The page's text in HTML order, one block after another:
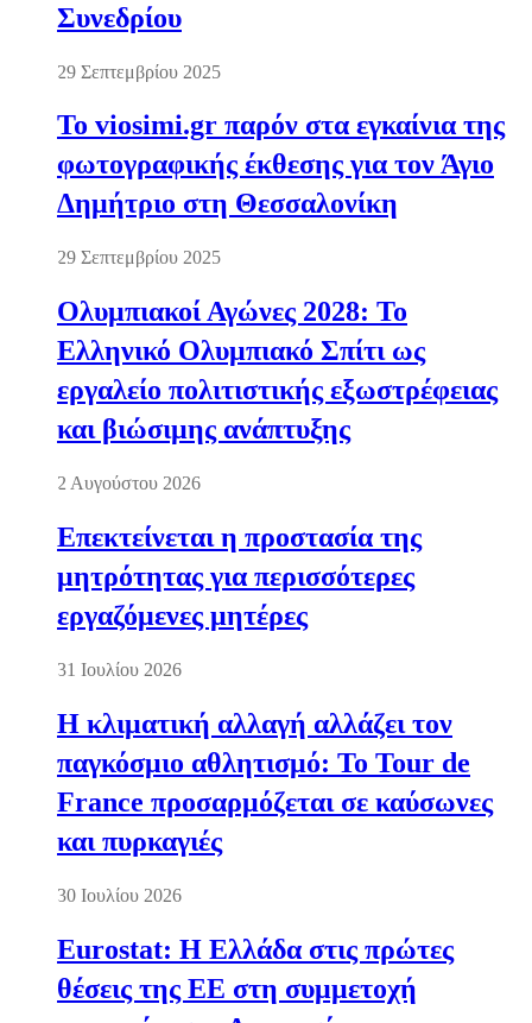
Συνεδρίου
29 Σεπτεμβρίου 2025
Το viosimi.gr παρόν στα εγκαίνια της
φωτογραφικής έκθεσης για τον Άγιο
Δημήτριο στη Θεσσαλονίκη
29 Σεπτεμβρίου 2025
Ολυμπιακοί Αγώνες 2028: Το
Ελληνικό Ολυμπιακό Σπίτι ως
εργαλείο πολιτιστικής εξωστρέφειας
και βιώσιμης ανάπτυξης
2 Αυγούστου 2026
Επεκτείνεται η προστασία της
μητρότητας για περισσότερες
εργαζόμενες μητέρες
31 Ιουλίου 2026
Η κλιματική αλλαγή αλλάζει τον
παγκόσμιο αθλητισμό: Το Tour de
France προσαρμόζεται σε καύσωνες
και πυρκαγιές
30 Ιουλίου 2026
Eurostat: Η Ελλάδα στις πρώτες
θέσεις της ΕΕ στη συμμετοχή